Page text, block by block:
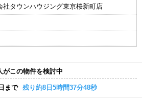
社タウンハウジング東京桜新町店
がこの物件を検討中
まで 残り約8日5時間37分47秒